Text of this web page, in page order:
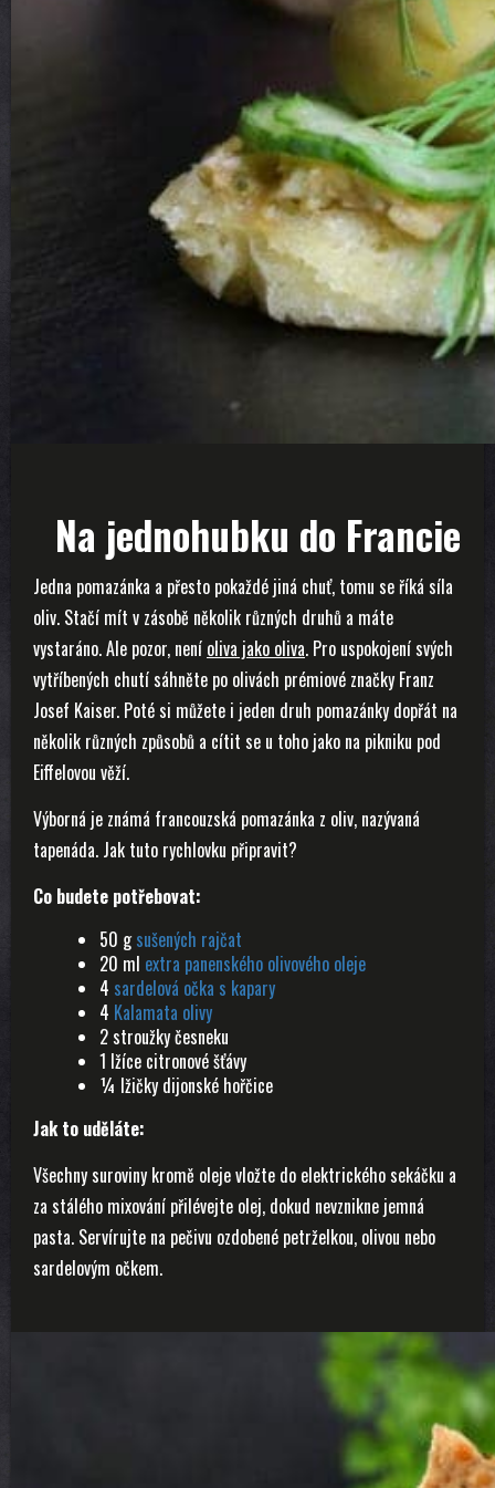
Na jednohubku do Francie
Jedna pomazánka a přesto pokaždé jiná chuť, tomu se říká síla
oliv. Stačí mít v zásobě několik různých druhů a máte
vystaráno. Ale pozor, není oliva jako oliva. Pro uspokojení svých
vytříbených chutí sáhněte po olivách prémiové značky Franz
Josef Kaiser. Poté si můžete i jeden druh pomazánky dopřát na
několik různých způsobů a cítit se u toho jako na pikniku pod
Eiffelovou věží.
Výborná je známá francouzská pomazánka z oliv, nazývaná
tapenáda. Jak tuto rychlovku připravit?
Co budete potřebovat:
50 gsušených rajčat
20 ml extra panenského olivového oleje
4 sardelová očka s kapary
4 Kalamata olivy
2 stroužky česneku
1 lžíce citronové šťávy
¼ lžičky dijonské hořčice
Jak to uděláte:
Všechny suroviny kromě oleje vložte do elektrického sekáčku a
za stálého mixování přilévejte olej, dokud nevznikne jemná
pasta. Servírujte na pečivu ozdobené petrželkou, olivou nebo
sardelovým očkem.